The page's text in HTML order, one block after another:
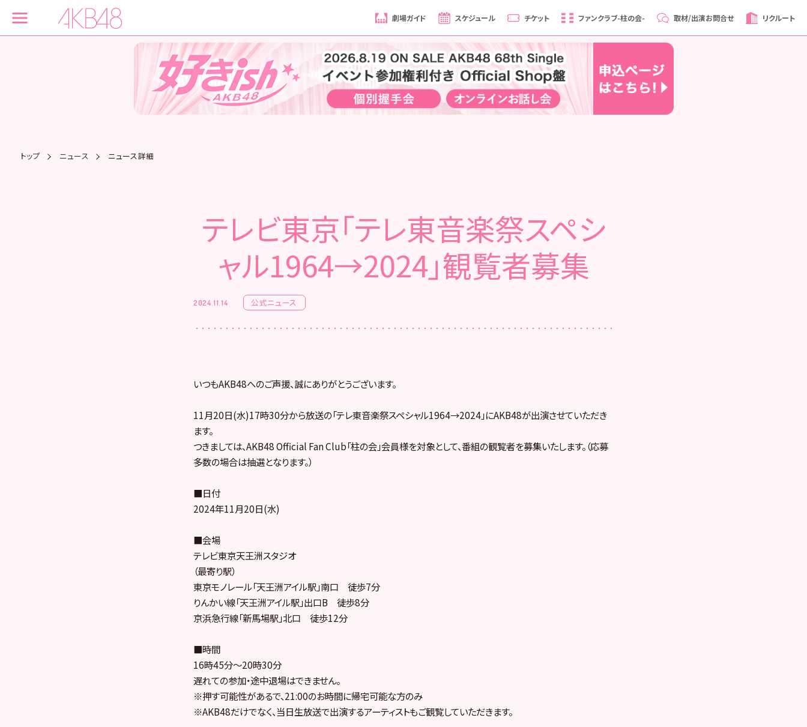
劇場ガイド スケジュール チケット ファンクラブ-柱の会- 取材/出演お問合せ リクルート
トップ ニュース ニュース詳細
テレビ東京「テレ東音楽祭スペシ
ャル1964→2024」観覧者募集
2024.11.14 公式ニュース
いつもAKB48へのご声援、誠にありがとうございます。
11月20日(水)17時30分から放送の「テレ東音楽祭スペシャル1964→2024」にAKB48が出演させていただき
ます。
つきましては、AKB48 Official Fan Club「柱の会」会員様を対象として、番組の観覧者を募集いたします。（応募
多数の場合は抽選となります。）
■日付
2024年11月20日(水)
■会場
テレビ東京天王洲スタジオ
（最寄り駅）
東京モノレール「天王洲アイル駅」南口 徒歩7分
りんかい線「天王洲アイル駅」出口B 徒歩8分
京浜急行線「新馬場駅」北口 徒歩12分
■時間
16時45分～20時30分
遅れての参加・途中退場はできません。
※押す可能性があるで、21:00のお時間に帰宅可能な方のみ
※AKB48だけでなく、当日生放送で出演するアーティストもご観覧していただきます。